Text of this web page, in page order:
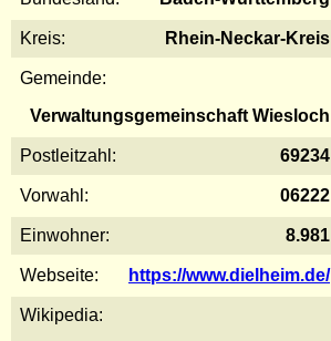
Kreis: Rhein-Neckar-Kreis
Gemeinde:
Verwaltungsgemeinschaft Wiesloch
Postleitzahl: 69234
Vorwahl: 06222
Einwohner: 8.981
Webseite: https://www.dielheim.de/
Wikipedia: